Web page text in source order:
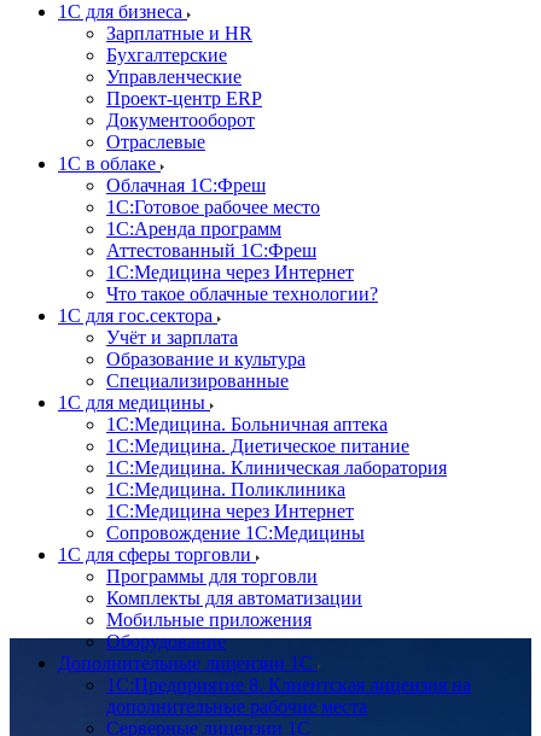
1С для бизнеса
Зарплатные и HR
Бухгалтерские
Управленческие
Проект-центр ERP
Документооборот
Отраслевые
1C в облаке
Облачная 1С:Фреш
1С:Готовое рабочее место
1C:Аренда программ
Аттестованный 1С:Фреш
1С:Медицина через Интернет
Что такое облачные технологии?
1С для гос.сектора
Учёт и зарплата
Образование и культура
Специализированные
1С для медицины
1С:Медицина. Больничная аптека
1С:Медицина. Диетическое питание
1С:Медицина. Клиническая лаборатория
1С:Медицина. Поликлиника
1С:Медицина через Интернет
Сопровождение 1С:Медицины
1С для сферы торговли
Программы для торговли
Комплекты для автоматизации
Мобильные приложения
Оборудование
Дополнительные лицензии 1С
1С:Предприятие 8. Клиентская лицензия на
дополнительные рабочие места
Серверные лицензии 1С